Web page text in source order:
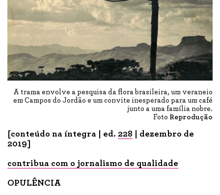
A trama envolve a pesquisa da flora brasileira, um veraneio
em Campos do Jordão e um convite inesperado para um café
junto a uma família nobre.
Foto Reprodução
[conteúdo na íntegra | ed. 228 | dezembro de
2019]
contribua com o jornalismo de qualidade
OPULÊNCIA